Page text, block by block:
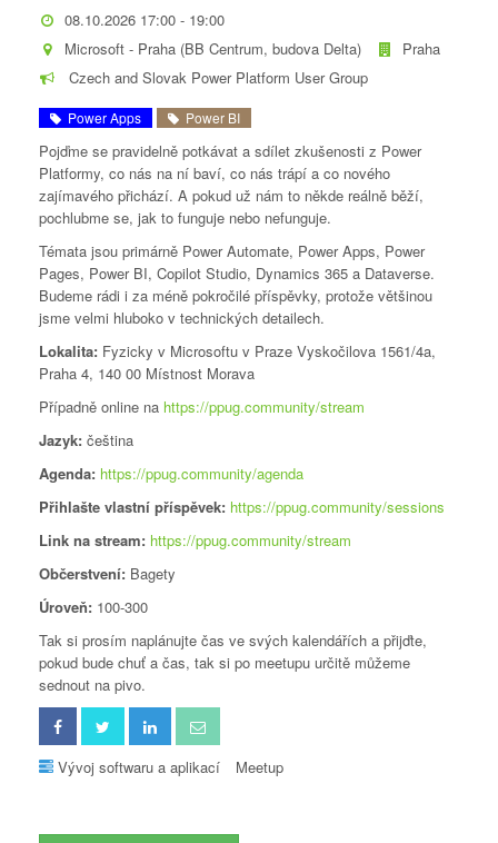
08.10.2026 17:00 - 19:00
Microsoft - Praha (BB Centrum, budova Delta)
Praha
Czech and Slovak Power Platform User Group
Power Apps Power BI
Pojďme se pravidelně potkávat a sdílet zkušenosti z Power
Platformy, co nás na ní baví, co nás trápí a co nového
zajímavého přichází. A pokud už nám to někde reálně běží,
pochlubme se, jak to funguje nebo nefunguje.
Témata jsou primárně Power Automate, Power Apps, Power
Pages, Power BI, Copilot Studio, Dynamics 365 a Dataverse.
Budeme rádi i za méně pokročilé příspěvky, protože většinou
jsme velmi hluboko v technických detailech.
Lokalita: Fyzicky v Microsoftu v Praze Vyskočilova 1561/4a,
Praha 4, 140 00 Místnost Morava
Případně online na https://ppug.community/stream
Jazyk: čeština
Agenda: https://ppug.community/agenda
Přihlašte vlastní příspěvek: https://ppug.community/sessions
Link na stream: https://ppug.community/stream
Občerstvení: Bagety
Úroveň: 100-300
Tak si prosím naplánujte čas ve svých kalendářích a přijďte,
pokud bude chuť a čas, tak si po meetupu určitě můžeme
sednout na pivo.
Vývoj softwaru a aplikací Meetup